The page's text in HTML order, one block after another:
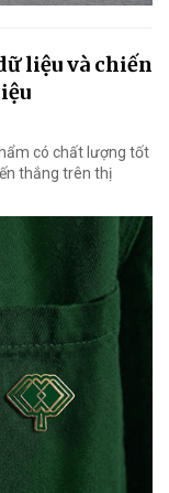
liệu và chiến
có chất lượng tốt
thắng trên thị